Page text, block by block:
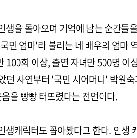
을 돌아오며 기억에 남는 순간들
민 엄마'라 불리는 네 배우의 엄마
100회 이상, 출연 자녀만 500명 이
던 사연부터 '국민 시어머니' 박원
을 빵빵 터뜨렸다는 전언이다.
생캐릭터도 꼽아봤다고 한다. 인생